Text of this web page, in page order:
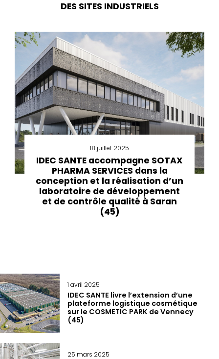
DES SITES INDUSTRIELS
18 juillet 2025
IDEC SANTE accompagne SOTAX
PHARMA SERVICES dans la
conception et la réalisation d’un
laboratoire de développement
et de contrôle qualité à Saran
(45)
1 avril 2025
IDEC SANTE livre l’extension d’une
plateforme logistique cosmétique
sur le COSMETIC PARK de Vennecy
(45)
25 mars 2025